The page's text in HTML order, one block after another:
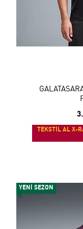
TEKSTİL AL X-
YENİ SEZON